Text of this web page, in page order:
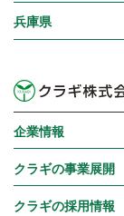
兵庫県
企業情報
クラギの事業展開
クラギの採用情報